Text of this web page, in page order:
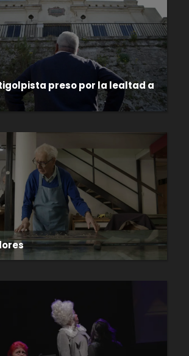
preso por la lealtad a